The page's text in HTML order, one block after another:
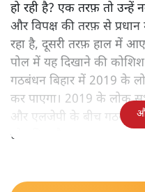
हो रही है? एक तरफ़ तो उन्हें
और विपक्ष की तरफ़ से प्रधान
रहा है, दूसरी तरफ़ हाल में
पोल में यह दिखाने की
गठबंधन बिहार में 2019 के
कर पाएगा। 2019 के लोक
और एलजेपी के बीच गठबंधन
छोड़ दिया है।